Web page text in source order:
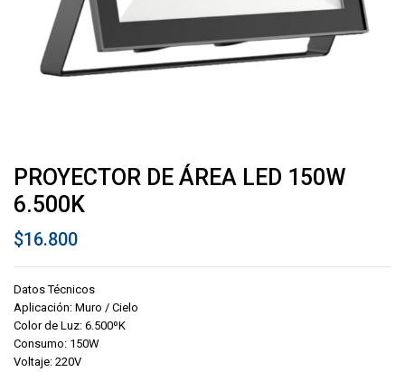
PROYECTOR DE ÁREA LED 150W
6.500K
$16.800
Datos Técnicos
Aplicación: Muro / Cielo
Color de Luz: 6.500ºK
Consumo: 150W
Voltaje: 220V